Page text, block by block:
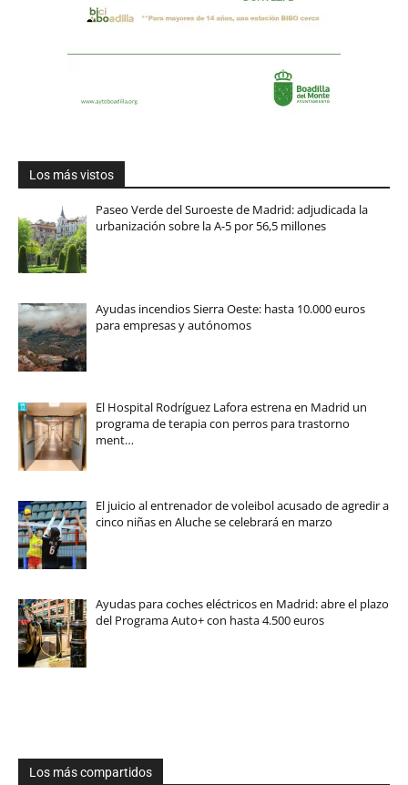
Los más vistos
Paseo Verde del Suroeste de Madrid: adjudicada la
urbanización sobre la A-5 por 56,5 millones
Ayudas incendios Sierra Oeste: hasta 10.000 euros
para empresas y autónomos
El Hospital Rodríguez Lafora estrena en Madrid un
programa de terapia con perros para trastorno
ment…
El juicio al entrenador de voleibol acusado de agredir a
cinco niñas en Aluche se celebrará en marzo
Ayudas para coches eléctricos en Madrid: abre el plazo
del Programa Auto+ con hasta 4.500 euros
Los más compartidos